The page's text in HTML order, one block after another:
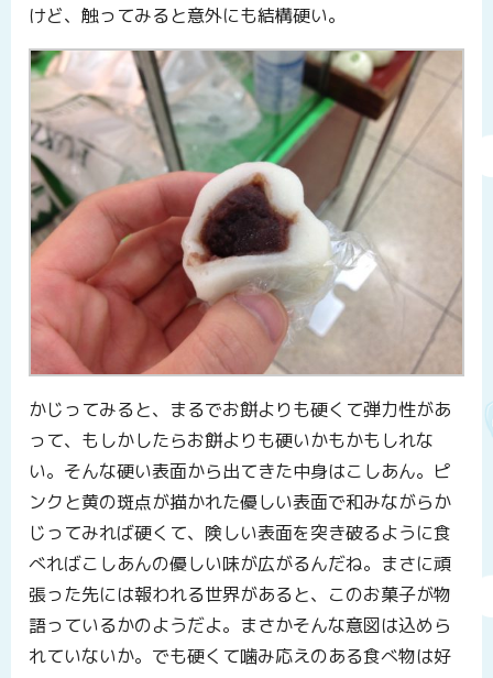
けど、触ってみると意外にも結構硬い。
かじってみると、まるでお餅よりも硬くて弾力性があ
って、もしかしたらお餅よりも硬いかもかもしれな
い。そんな硬い表面から出てきた中身はこしあん。ピ
ンクと黄の斑点が描かれた優しい表面で和みながらか
じってみれば硬くて、険しい表面を突き破るように食
べればこしあんの優しい味が広がるんだね。まさに頑
張った先には報われる世界があると、このお菓子が物
語っているかのようだよ。まさかそんな意図は込めら
れていないか。でも硬くて噛み応えのある食べ物は好